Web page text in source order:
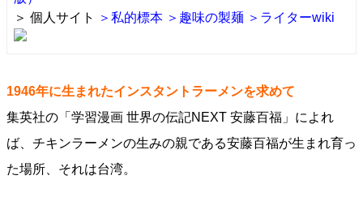
＞ 個人サイト
＞私的標本 ＞趣味の製麺 ＞ライターwiki
1946年に生まれたインスタントラーメンを求めて
集英社の「学習漫画 世界の伝記NEXT 安藤百福」によれ
ば、チキンラーメンの生みの親である安藤百福が生まれ育っ
た場所、それは台湾。